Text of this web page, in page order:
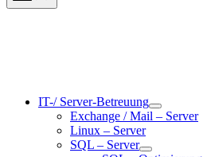
IT-/ Server-Betreuung
Exchange / Mail – Server
Linux – Server
SQL – Server